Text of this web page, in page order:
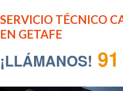
SERVICIO TÉCNICO
EN GETAFE
¡LLÁMANOS!